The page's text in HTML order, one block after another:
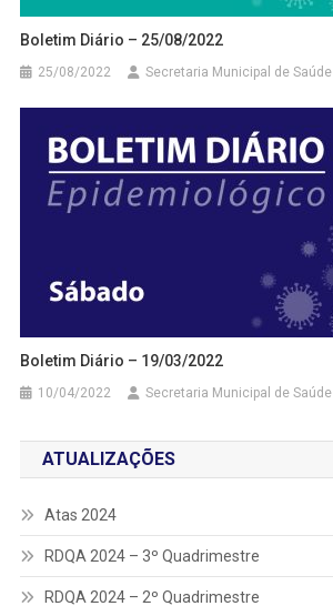
Boletim Diário – 25/08/2022
25/08/2022 Secretaria Municipal de Saúde
Boletim Diário – 19/03/2022
10/04/2022 Secretaria Municipal de Saúde
ATUALIZAÇÕES
Atas 2024
RDQA 2024 – 3º Quadrimestre
RDQA 2024 – 2º Quadrimestre